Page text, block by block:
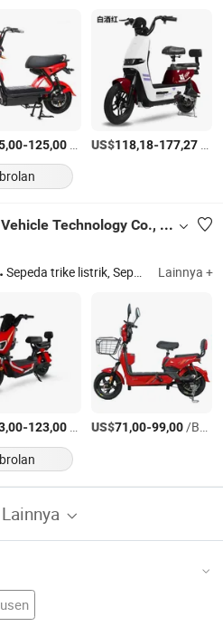
-125,00/Bagian US$118,18-177,27
Shandong Jingpin Electric Vehicle Technology Co., Ltd.
Sepeda trike listrik, Sepeda listrik, Skuter listrik, Baterai asam timbal Lainnya +
-123,00/Bagian US$71,00-99,00/Bagian